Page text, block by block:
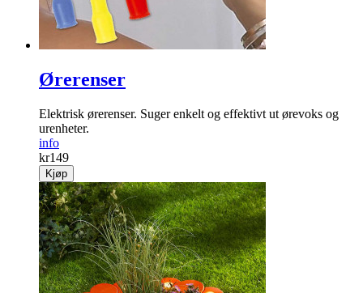
Ørerenser
Elektrisk ørerenser. Suger enkelt og effektivt ut ørevoks og
urenheter.
info
kr149
Kjøp